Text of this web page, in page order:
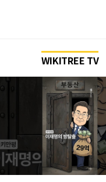
WIKITREE TV